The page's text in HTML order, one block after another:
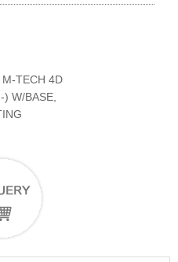
TECH 4D
W/BASE,